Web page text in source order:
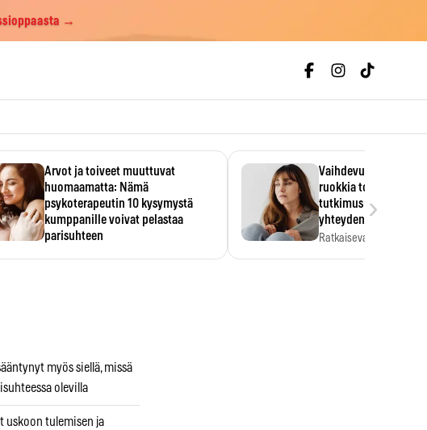
→
Arvot ja toiveet muuttuvat
huomaamatta: Nämä
psykoterapeutin 10 kysymystä
kumppanille voivat pelastaa
parisuhteen
Vaihdevuodet ja
ruokkia toisiaan –
tutkimus paljasti
yhteyden
Ratkaiseva tekijä ei
›
myös siellä, missä
olevilla
uskoon tulemisen ja